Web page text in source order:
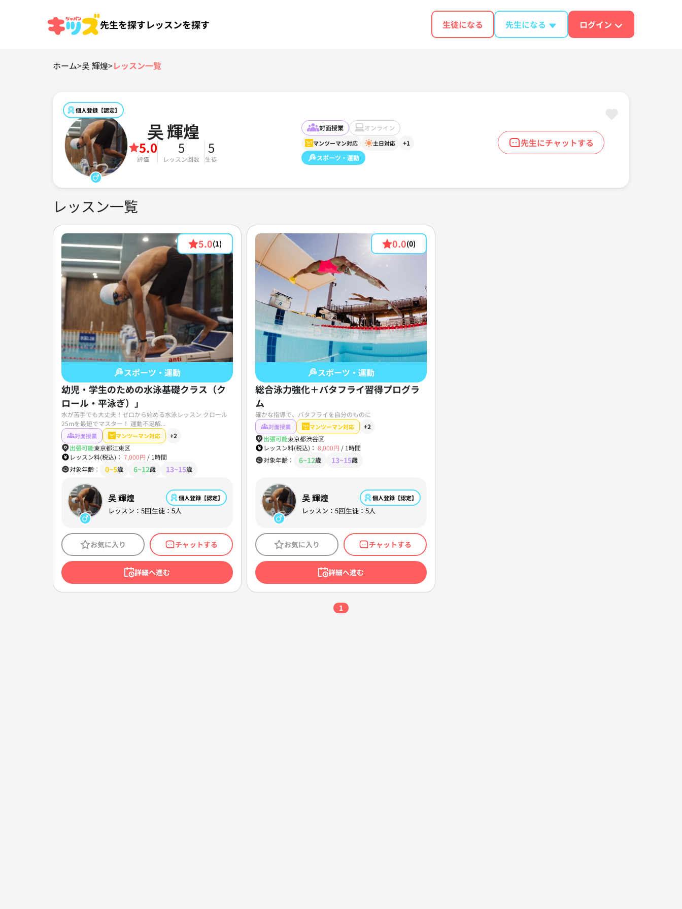
先生を探すレッスンを探す 生徒になる 先生になる ログイン
ホーム>吴 輝煌>レッスン一覧
個人登録【認定】
吴 輝煌
5.0
評価
5
レッスン回数
5
生徒
対面授業 オンライン
マンツーマン対応 土日対応
+1
スポーツ・運動
先生にチャットする
レッスン一覧
5.0(1)
スポーツ・運動
幼児・学生のための水泳基礎クラス（ク
ロール・平泳ぎ）」
水が苦手でも大丈夫！ゼロから始める水泳レッスン クロール
25mを最短でマスター！ 運動不足解...
対面授業 マンツーマン対応
+2
出張可能東京都江東区
レッスン料(税込)： 7,000円 / 1時間
対象年齢：
0~5歳 6~12歳 13~15歳
吴 輝煌 個人登録【認定】
レッスン：5回生徒：5人
お気に入り チャットする
詳細へ進む
0.0(0)
スポーツ・運動
総合泳力強化＋バタフライ習得プログラ
ム
確かな指導で、バタフライを自分のものに
対面授業 マンツーマン対応
+2
出張可能東京都渋谷区
レッスン料(税込)： 8,000円 / 1時間
対象年齢：
6~12歳 13~15歳
吴 輝煌 個人登録【認定】
レッスン：5回生徒：5人
お気に入り チャットする
詳細へ進む
1